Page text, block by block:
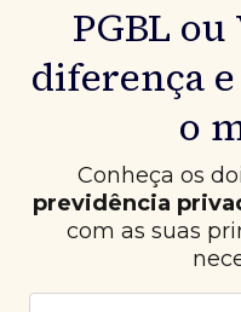
PGBL
diferença
o
Conheça os
previdência
com as suas